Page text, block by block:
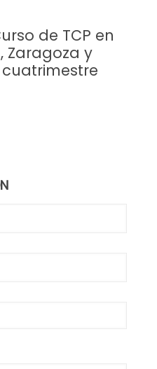
de TCP en
Zaragoza y